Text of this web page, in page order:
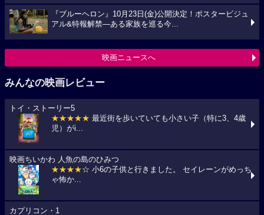
『ブルーヘロン』10月23日(金)公開決定！ポスタービジュ
アル&特報解禁―ある家族を巡る今...
映画ニュースへ
みんなの映画レビュー
トイ・ストーリー5
★★★★★ 最近街を歩いていても小さい子（特に3、4歳
児）がi...
映画ちいかわ 人魚の島のひみつ
★★★★☆ 小6の子供と行きました。 セイレーンがめっち
ゃ怖か...
カプリコン・1